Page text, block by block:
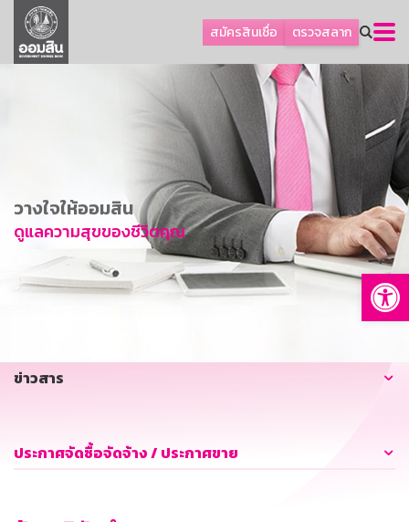
สมัครสินเชื่อ ตรวจสลาก
ลูกค้าธุรกิจ
ลูกค้าผู้ประกอบรายย่อย
การพัฒนาที่ยั่งยืน
ข่าวสาร
บริการทางการเงิน
อื่นๆ
วางใจให้ออมสิน
ดูแลความสุขของชีวิตคุณ
ข่าวสาร
ประกาศจัดซื้อจัดจ้าง / ประกาศขาย